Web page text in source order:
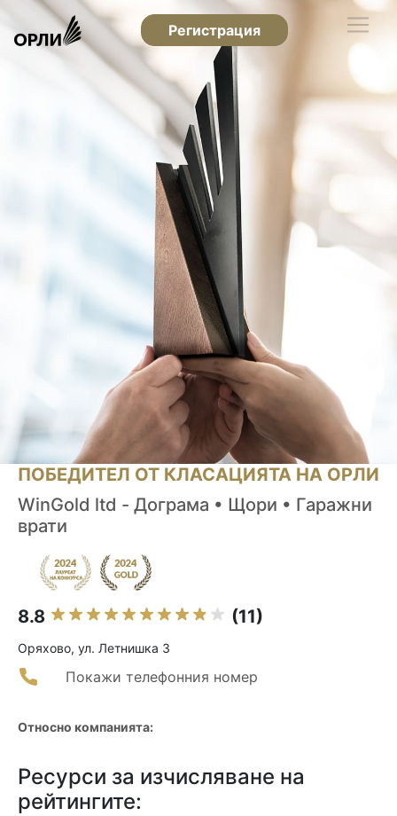
Регистрация
ПОБЕДИТЕЛ ОТ КЛАСАЦИЯТА НА ОРЛИ
WinGold ltd - Дограма • Щори • Гаражни
врати
8.8 (11)
Оряхово, ул. Летнишка 3
Покажи телефонния номер
Относно компанията:
Ресурси за изчисляване на
рейтингите: